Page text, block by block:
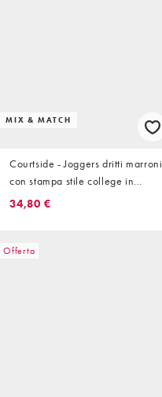
MIX & MATCH
Courtside - Joggers dritti marroni
con stampa stile college in
coordinato
34,80 €
Offerta